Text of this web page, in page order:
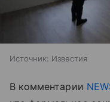
Источник: Известия
В комментарии